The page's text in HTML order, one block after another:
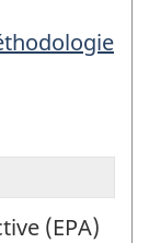
(EPA)